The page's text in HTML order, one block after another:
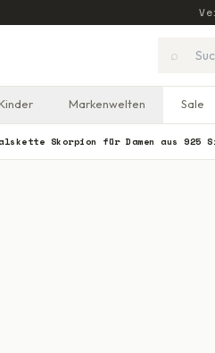
⌕
Markenwelten Sale
Skorpion für Damen aus